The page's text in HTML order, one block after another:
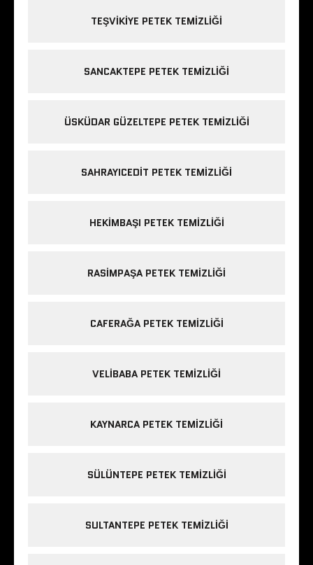
TEŞVIKIYE PETEK TEMIZLIĞI
SANCAKTEPE PETEK TEMIZLIĞI
ÜSKÜDAR GÜZELTEPE PETEK TEMIZLIĞI
SAHRAYICEDIT PETEK TEMIZLIĞI
HEKIMBAŞI PETEK TEMIZLIĞI
RASIMPAŞA PETEK TEMIZLIĞI
CAFERAĞA PETEK TEMIZLIĞI
VELIBABA PETEK TEMIZLIĞI
KAYNARCA PETEK TEMIZLIĞI
SÜLÜNTEPE PETEK TEMIZLIĞI
SULTANTEPE PETEK TEMIZLIĞI